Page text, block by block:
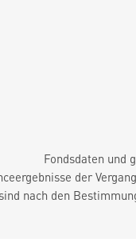
Fondsdaten und
der
nach den